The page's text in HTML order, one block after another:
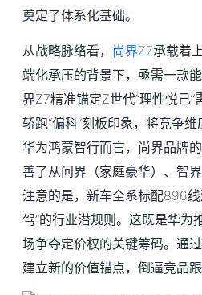
奠定了体系化基础。
从战略脉络看， 尚界Z7承载着
端化承压的背景下，亟需一款
界Z7精准锚定Z世代“理性悦己
轿跑“偏科”刻板印象，将竞争
华为鸿蒙智行而言，尚界品牌
善了从问界（家庭豪华）、智
注意的是，新车全系标配896
驾”的行业潜规则。这既是华为
场争夺定价权的关键筹码。通
建立新的价值锚点，倒逼竞品